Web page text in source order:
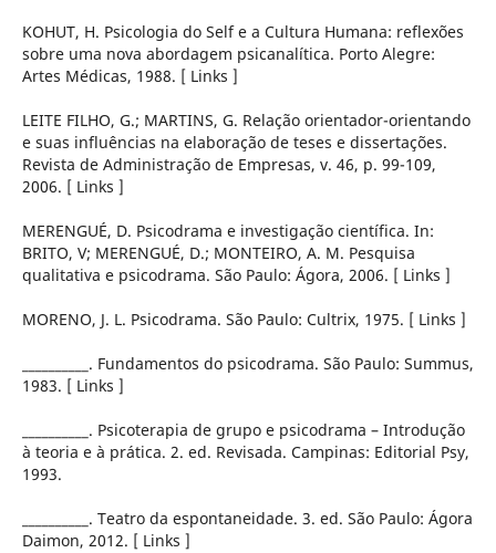
KOHUT, H. Psicologia do Self e a Cultura Humana: reflexões
sobre uma nova abordagem psicanalítica. Porto Alegre:
Artes Médicas, 1988. [ Links ]
LEITE FILHO, G.; MARTINS, G. Relação orientador-orientando
e suas influências na elaboração de teses e dissertações.
Revista de Administração de Empresas, v. 46, p. 99-109,
2006. [ Links ]
MERENGUÉ, D. Psicodrama e investigação científica. In:
BRITO, V; MERENGUÉ, D.; MONTEIRO, A. M. Pesquisa
qualitativa e psicodrama. São Paulo: Ágora, 2006. [ Links ]
MORENO, J. L. Psicodrama. São Paulo: Cultrix, 1975. [ Links ]
__________. Fundamentos do psicodrama. São Paulo: Summus,
1983. [ Links ]
__________. Psicoterapia de grupo e psicodrama – Introdução
à teoria e à prática. 2. ed. Revisada. Campinas: Editorial Psy,
1993.
__________. Teatro da espontaneidade. 3. ed. São Paulo: Ágora
Daimon, 2012. [ Links ]